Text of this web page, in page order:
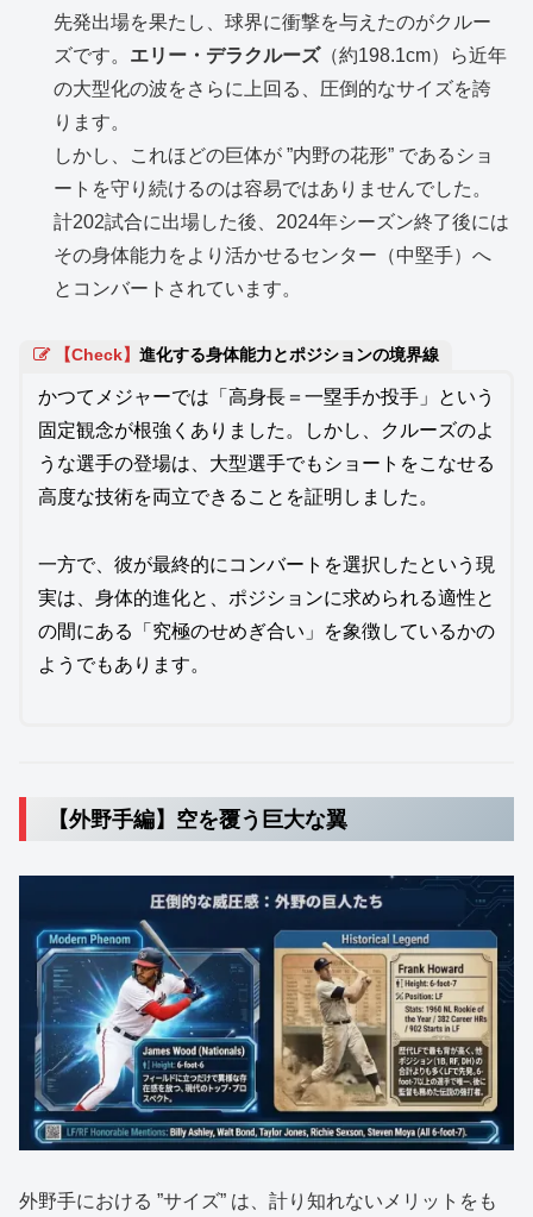
先発出場を果たし、球界に衝撃を与えたのがクルー
ズです。 エリー・デラクルーズ（約198.1cm）ら近年
の大型化の波をさらに上回る、圧倒的なサイズを誇
ります。
しかし、これほどの巨体が ”内野の花形” であるショ
ートを守り続けるのは容易ではありませんでした。
計202試合に出場した後、2024年シーズン終了後には
その身体能力をより活かせるセンター（中堅手）へ
とコンバートされています。
【Check】 進化する身体能力とポジションの境界線
かつてメジャーでは「高身長＝一塁手か投手」という
固定観念が根強くありました。しかし、クルーズのよ
うな選手の登場は、大型選手でもショートをこなせる
高度な技術を両立できることを証明しました。
一方で、彼が最終的にコンバートを選択したという現
実は、身体的進化と、ポジションに求められる適性と
の間にある「究極のせめぎ合い」を象徴しているかの
ようでもあります。
【外野手編】空を覆う巨大な翼
外野手における ”サイズ” は、計り知れないメリットをも